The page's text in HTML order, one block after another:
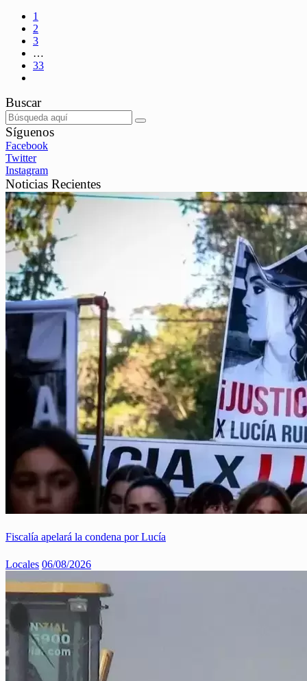
1
2
3
…
33
Buscar
Síguenos
Facebook
Twitter
Instagram
Noticias Recientes
Fiscalía apelará la condena por Lucía
Locales 06/08/2026